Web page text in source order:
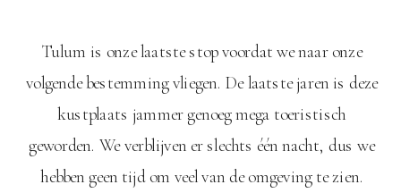
Tulum is onze laatste stop voordat we naar onze
volgende bestemming vliegen. De laatste jaren is deze
kustplaats jammer genoeg mega toeristisch
geworden. We verblijven er slechts één nacht, dus we
hebben geen tijd om veel van de omgeving te zien.